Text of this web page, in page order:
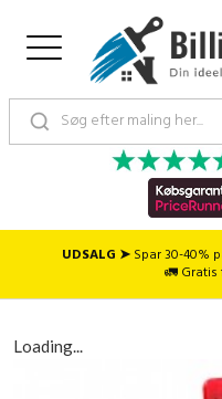
UDSALG ➤ Spar 30-40%
🚛 Gratis
Loading...